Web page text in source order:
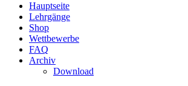
Hauptseite
Lehrgänge
Shop
Wettbewerbe
FAQ
Archiv
Download